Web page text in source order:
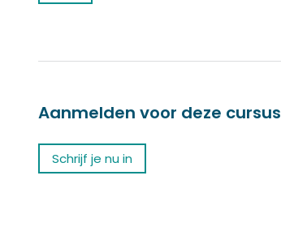
Aanmelden voor deze cursus
Schrijf je nu in